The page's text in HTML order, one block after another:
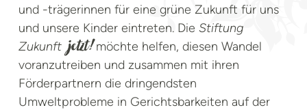
und -trägerinnen für eine grüne Zukunft für uns
und unsere Kinder eintreten. Die Stiftung
Zukunft jetzt!möchte helfen, diesen Wandel
voranzutreiben und zusammen mit ihren
Förderpartnern die dringendsten
Umweltprobleme in Gerichtsbarkeiten auf der